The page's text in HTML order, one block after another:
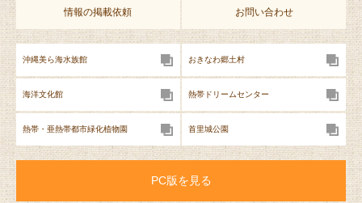
情報の掲載依頼 お問い合わせ
沖縄美ら海水族館 おきなわ郷土村
海洋文化館 熱帯ドリームセンター
熱帯・亜熱帯都市緑化植物園 首里城公園
PC版を見る